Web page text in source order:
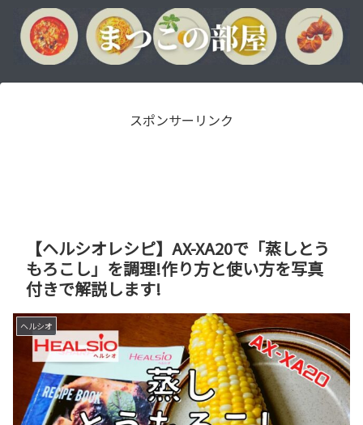
スポンサーリンク
【ヘルシオレシピ】AX-XA20で「蒸しとう
もろこし」を調理!作り方と使い方を写真
付きで解説します!
ヘルシオ